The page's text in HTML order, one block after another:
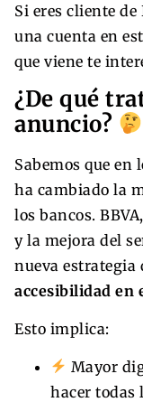
Si eres cliente
una cuenta en
que viene te
¿De qué
anuncio?
Sabemos que
ha cambiado la
los bancos.
y la mejora del
nueva estrategia
accesibilidad en
Esto implica:
Mayor
hacer todas